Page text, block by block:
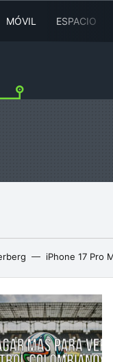
MÓVIL ESPACIO
iPhone 17 Pro